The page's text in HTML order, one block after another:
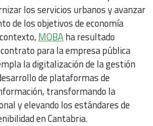
los servicios urbanos y avanzar
de los objetivos de economía
MOBAha resultado
para la empresa pública
la digitalización de la gestión
de plataformas de
transformando la
y elevando los estándares de
en Cantabria.